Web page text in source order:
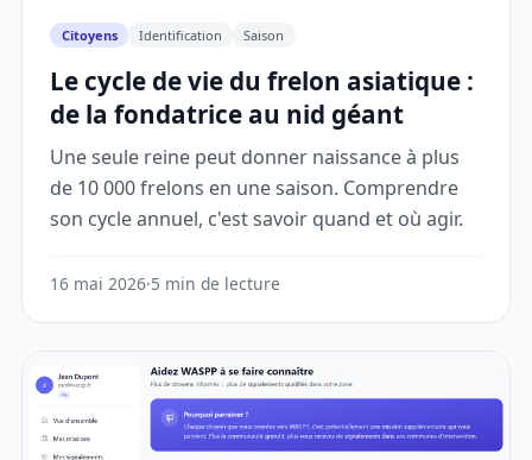
Citoyens Identification Saison
Le cycle de vie du frelon asiatique :
de la fondatrice au nid géant
Une seule reine peut donner naissance à plus
de 10 000 frelons en une saison. Comprendre
son cycle annuel, c'est savoir quand et où agir.
16 mai 2026·5 min de lecture